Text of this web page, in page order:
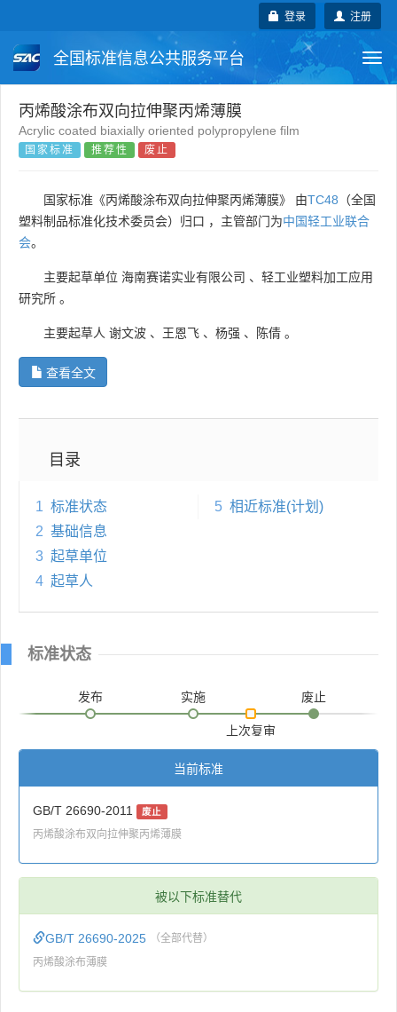
注册
登录
全国标准信息公共服务平台
国家标准 行业标准
团体标准
国外标准 技术委员会
丙烯酸涂布双向拉伸聚丙烯薄膜
Acrylic coated biaxially oriented polypropylene film
国家标准 推荐性 废止
国家标准《丙烯酸涂布双向拉伸聚丙烯薄膜》 由TC48 （全国
塑料制品标准化技术委员会）归口 ，主管部门为中国轻工业联合
会。
主要起草单位 海南赛诺实业有限公司 、 轻工业塑料加工应用
研究所 。
主要起草人 谢文波 、 王恩飞 、 杨强 、 陈倩 。
查看全文
目录
1 标准状态
2 基础信息
3 起草单位
4 起草人
5 相近标准(计划)
标准状态
发布 实施
上次复审
废止
当前标准
GB/T 26690-2011 废止
丙烯酸涂布双向拉伸聚丙烯薄膜
被以下标准替代
GB/T 26690-2025 （全部代替）
丙烯酸涂布薄膜